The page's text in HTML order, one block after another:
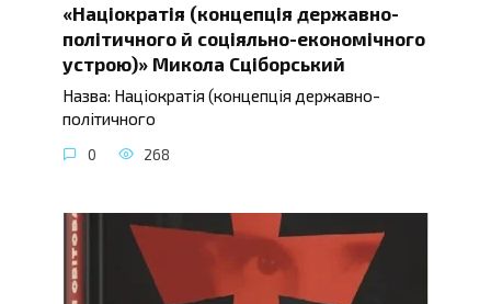
«Націократія (концепція державно-
політичного й соціяльно-економічного
устрою)» Микола Сціборський
Назва: Націократія (концепція державно-
політичного
0 268